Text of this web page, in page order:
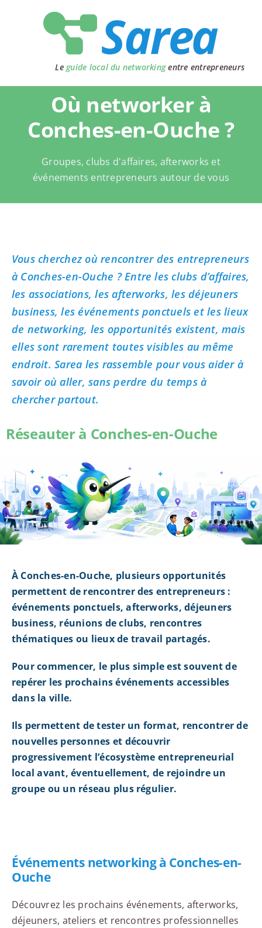
Le guide local du networkingentre entrepreneurs
Où networker à
Conches-en-Ouche ?
Groupes, clubs d'affaires, afterworks et
événements entrepreneurs autour de vous
Vous cherchez où rencontrer des entrepreneurs
à Conches-en-Ouche ? Entre les clubs d’affaires,
les associations, les afterworks, les déjeuners
business, les événements ponctuels et les lieux
de networking, les opportunités existent, mais
elles sont rarement toutes visibles au même
endroit. Sarea les rassemble pour vous aider à
savoir où aller, sans perdre du temps à
chercher partout.
Réseauter à Conches-en-Ouche
À Conches-en-Ouche, plusieurs opportunités
permettent de rencontrer des entrepreneurs :
événements ponctuels, afterworks, déjeuners
business, réunions de clubs, rencontres
thématiques ou lieux de travail partagés.
Pour commencer, le plus simple est souvent de
repérer les prochains événements accessibles
dans la ville.
Ils permettent de tester un format, rencontrer de
nouvelles personnes et découvrir
progressivement l’écosystème entrepreneurial
local avant, éventuellement, de rejoindre un
groupe ou un réseau plus régulier.
Événements networking à Conches-en-
Ouche
Découvrez les prochains événements, afterworks,
déjeuners, ateliers et rencontres professionnelles